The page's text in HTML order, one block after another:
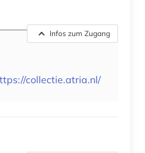
Infos zum Zugang
collectie.atria.nl/